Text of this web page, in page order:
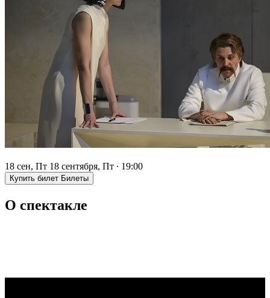
18 сен, Пт 18 сентября, Пт ∙ 19:00
Купить билет Билеты
О спектакле